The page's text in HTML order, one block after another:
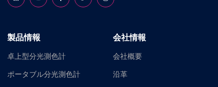
製品情報
卓上型分光測色計
ポータブル分光測色計
会社情報
会社概要
沿革